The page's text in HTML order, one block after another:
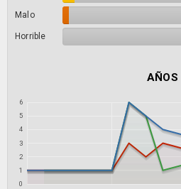
Malo
Horrible
AÑOS
0
1
2
3
4
5
6